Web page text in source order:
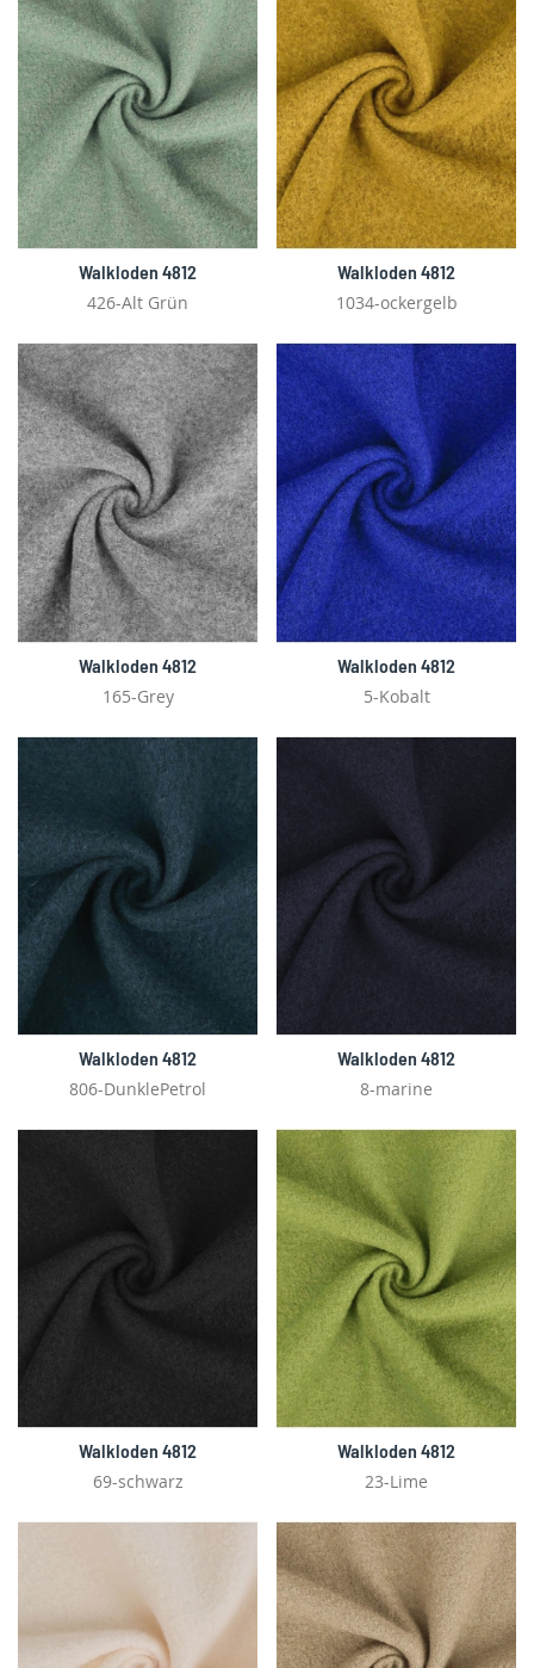
Walkloden 4812
426-Alt Grün
Walkloden 4812
1034-ockergelb
Walkloden 4812
165-Grey
Walkloden 4812
5-Kobalt
Walkloden 4812
806-DunklePetrol
Walkloden 4812
8-marine
Walkloden 4812
69-schwarz
Walkloden 4812
23-Lime